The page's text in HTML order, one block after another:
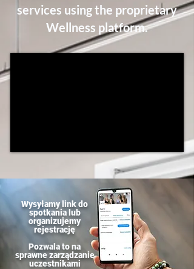
services using the proprietary
Wellness platform.
Wysyłamy link do
spotkania lub
organizujemy
rejestrację
Pozwala to na
sprawne zarządzanie
uczestnikami